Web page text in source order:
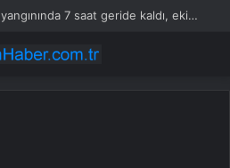
Aydın Çine’deki orman yangınında 7 saat geride kaldı, ekiplerin müdahalesi sürüyor